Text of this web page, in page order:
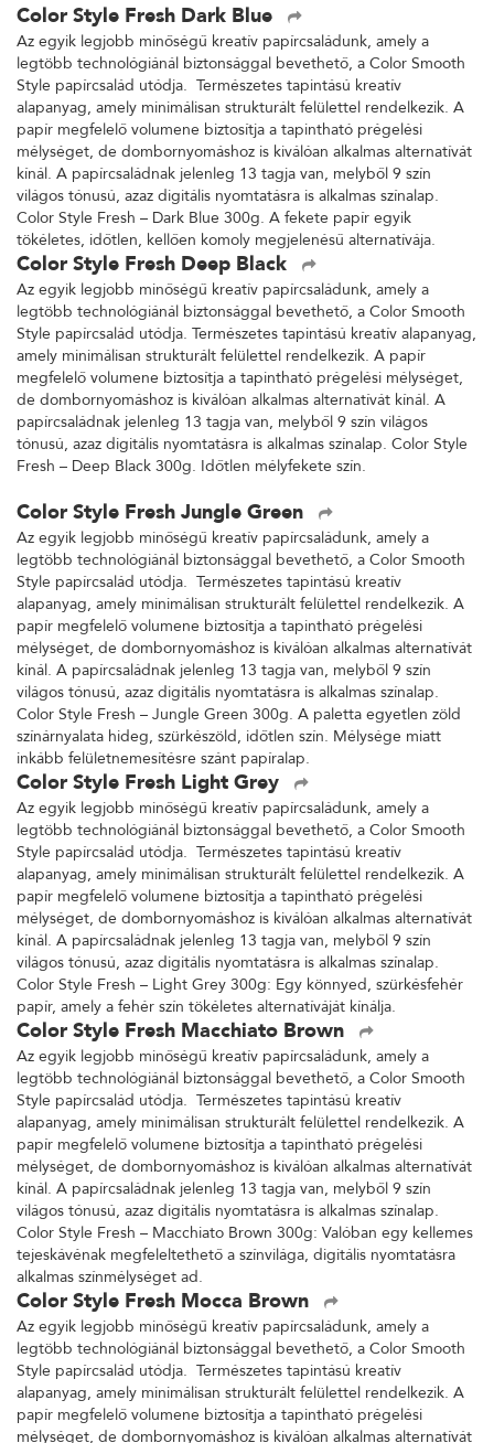
Color Style Fresh Dark Blue
Az egyik legjobb minőségű kreatív papírcsaládunk, amely a
legtöbb technológiánál biztonsággal bevethető, a Color Smooth
Style papírcsalád utódja. Természetes tapintású kreatív
alapanyag, amely minimálisan strukturált felülettel rendelkezik. A
papír megfelelő volumene biztosítja a tapintható prégelési
mélységet, de dombornyomáshoz is kiválóan alkalmas alternatívát
kínál. A papírcsaládnak jelenleg 13 tagja van, melyből 9 szín
világos tónusú, azaz digitális nyomtatásra is alkalmas színalap.
Color Style Fresh – Dark Blue 300g. A fekete papír egyik
tökéletes, időtlen, kellően komoly megjelenésű alternatívája.
Color Style Fresh Deep Black
Az egyik legjobb minőségű kreatív papírcsaládunk, amely a
legtöbb technológiánál biztonsággal bevethető, a Color Smooth
Style papírcsalád utódja. Természetes tapintású kreatív alapanyag,
amely minimálisan strukturált felülettel rendelkezik. A papír
megfelelő volumene biztosítja a tapintható prégelési mélységet,
de dombornyomáshoz is kiválóan alkalmas alternatívát kínál. A
papírcsaládnak jelenleg 13 tagja van, melyből 9 szín világos
tónusú, azaz digitális nyomtatásra is alkalmas színalap. Color Style
Fresh – Deep Black 300g. Időtlen mélyfekete szín.
Color Style Fresh Jungle Green
Az egyik legjobb minőségű kreatív papírcsaládunk, amely a
legtöbb technológiánál biztonsággal bevethető, a Color Smooth
Style papírcsalád utódja. Természetes tapintású kreatív
alapanyag, amely minimálisan strukturált felülettel rendelkezik. A
papír megfelelő volumene biztosítja a tapintható prégelési
mélységet, de dombornyomáshoz is kiválóan alkalmas alternatívát
kínál. A papírcsaládnak jelenleg 13 tagja van, melyből 9 szín
világos tónusú, azaz digitális nyomtatásra is alkalmas színalap.
Color Style Fresh – Jungle Green 300g. A paletta egyetlen zöld
színárnyalata hideg, szürkészöld, időtlen szín. Mélysége miatt
inkább felületnemesítésre szánt papíralap.
Color Style Fresh Light Grey
Az egyik legjobb minőségű kreatív papírcsaládunk, amely a
legtöbb technológiánál biztonsággal bevethető, a Color Smooth
Style papírcsalád utódja. Természetes tapintású kreatív
alapanyag, amely minimálisan strukturált felülettel rendelkezik. A
papír megfelelő volumene biztosítja a tapintható prégelési
mélységet, de dombornyomáshoz is kiválóan alkalmas alternatívát
kínál. A papírcsaládnak jelenleg 13 tagja van, melyből 9 szín
világos tónusú, azaz digitális nyomtatásra is alkalmas színalap.
Color Style Fresh – Light Grey 300g: Egy könnyed, szürkésfehér
papír, amely a fehér szín tökéletes alternatíváját kínálja.
Color Style Fresh Macchiato Brown
Az egyik legjobb minőségű kreatív papírcsaládunk, amely a
legtöbb technológiánál biztonsággal bevethető, a Color Smooth
Style papírcsalád utódja. Természetes tapintású kreatív
alapanyag, amely minimálisan strukturált felülettel rendelkezik. A
papír megfelelő volumene biztosítja a tapintható prégelési
mélységet, de dombornyomáshoz is kiválóan alkalmas alternatívát
kínál. A papírcsaládnak jelenleg 13 tagja van, melyből 9 szín
világos tónusú, azaz digitális nyomtatásra is alkalmas színalap.
Color Style Fresh – Macchiato Brown 300g: Valóban egy kellemes
tejeskávénak megfeleltethető a színvilága, digitális nyomtatásra
alkalmas színmélységet ad.
Color Style Fresh Mocca Brown
Az egyik legjobb minőségű kreatív papírcsaládunk, amely a
legtöbb technológiánál biztonsággal bevethető, a Color Smooth
Style papírcsalád utódja. Természetes tapintású kreatív
alapanyag, amely minimálisan strukturált felülettel rendelkezik. A
papír megfelelő volumene biztosítja a tapintható prégelési
mélységet, de dombornyomáshoz is kiválóan alkalmas alternatívát